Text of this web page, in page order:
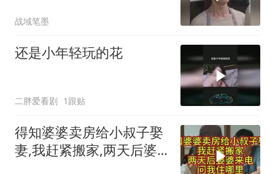
战域笔墨
还是小年轻玩的花
二胖爱看剧 1跟贴
得知婆婆卖房给小叔子娶
妻,我赶紧搬家,两天后婆